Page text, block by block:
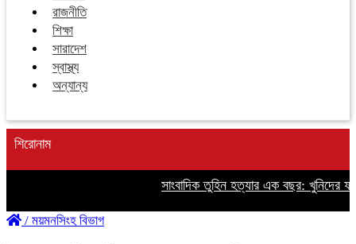
রাজনীতি
শিক্ষা
সারাদেশ
স্বাস্থ্য
অন্যান্য
শিরোনাম
সাংবাদিক তুহিন হত্যার এক বছর: খুনিদের
/ ময়মনসিংহ বিভাগ